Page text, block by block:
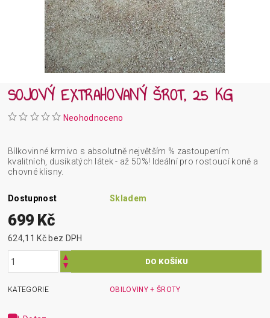
SOJOVÝ EXTRAHOVANÝ ŠROT, 25 KG
Neohodnoceno
Bílkovinné krmivo s absolutně největším % zastoupením
kvalitních, dusíkatých látek - až 50%! Ideální pro rostoucí koně a
chovné klisny.
Dostupnost Skladem
699 Kč
624,11 Kč bez DPH
KATEGORIE OBILOVINY + ŠROTY